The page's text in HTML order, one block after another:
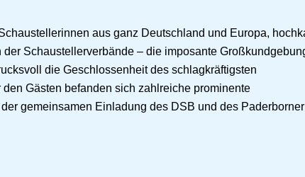
aus ganz Deutschland und Europa,
Schaustellerverbände – die imposante
die Geschlossenheit des schlagkräftigsten
Gästen befanden sich zahlreiche prominente
gemeinsamen Einladung des DSB und des Paderborner